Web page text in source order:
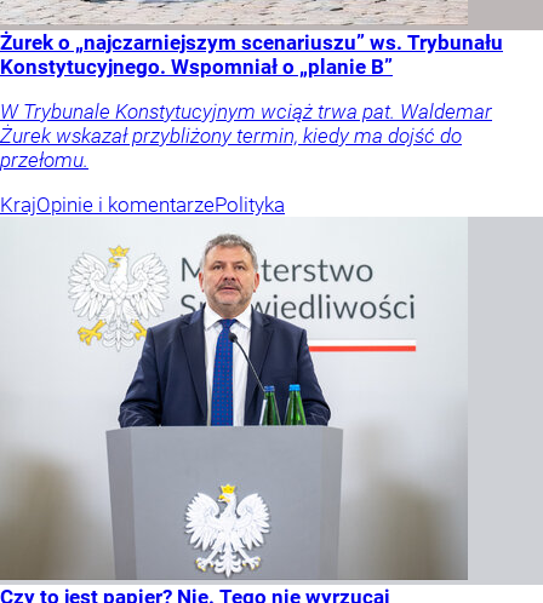
Żurek o „najczarniejszym scenariuszu” ws. Trybunału
Konstytucyjnego. Wspomniał o „planie B”
W Trybunale Konstytucyjnym wciąż trwa pat. Waldemar
Żurek wskazał przybliżony termin, kiedy ma dojść do
przełomu.
KrajOpinie i komentarzePolityka
Czy to jest papier? Nie. Tego nie wyrzucaj